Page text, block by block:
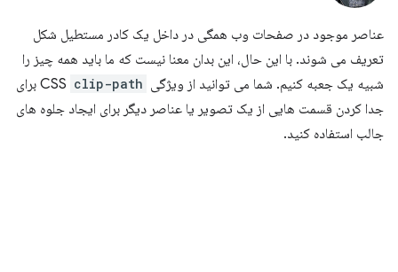
عناصر موجود در صفحات وب همگی در داخل یک کادر مستطیل شکل
تعریف می شوند. با این حال، این بدان معنا نیست که ما باید همه چیز را
شبیه یک جعبه کنیم. شما می توانید از ویژگی CSS clip-path
برای
جدا کردن قسمت هایی از یک تصویر یا عناصر دیگر برای ایجاد جلوه های
جالب استفاده کنید.